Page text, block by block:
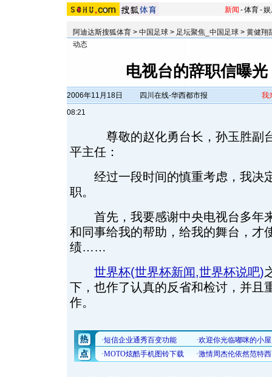
新闻 -体育-
阿迪达斯搜狐体育 > 中国足球 > 足坛聚焦_中国足球 > 黄健翔
动态
电视台的辞职信曝
2006年11月18日
08:21
四川在线-华西都市报 我
尊敬的赵化勇台长，孙玉胜副台
平主任：
经过一段时间的慎重考虑，我决
职。
首先，我要感谢中央电视台多年
和同事给我的帮助，给我的舞台，才
绩……
世界杯(世界杯新闻,世界杯说吧)
下，也作了认真的反省和检讨，并且
作。